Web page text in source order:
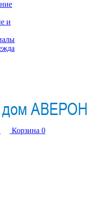
и
Корзина 0